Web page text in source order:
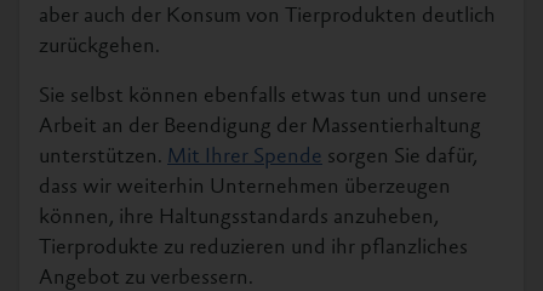
aber auch der Konsum von Tierprodukten deutlich
zurückgehen.
Sie selbst können ebenfalls etwas tun und unsere
Arbeit an der Beendigung der Massentierhaltung
unterstützen. Mit Ihrer Spende sorgen Sie dafür,
dass wir weiterhin Unternehmen überzeugen
können, ihre Haltungsstandards anzuheben,
Tierprodukte zu reduzieren und ihr pflanzliches
Angebot zu verbessern.